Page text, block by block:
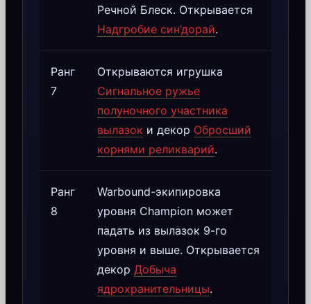
Речной Блеск. Открывается
Надгробие син’дорай.
Ранг
7
Открываются игрушка
Сигнальное ружье
полуночного участника
вылазок и декор Обросший
корнями реликварий.
Ранг
8
Warbound-экипировка
уровня Champion может
падать из вылазок 9-го
уровня и выше. Открывается
декор Добыча
ядрохранительницы.